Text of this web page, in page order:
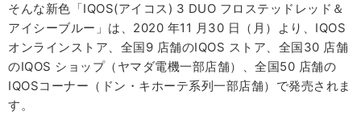
そんな新色「IQOS(アイコス) 3 DUO フロステッドレッド＆
アイシーブルー」は、2020 年11 月30 日（月）より、IQOS
オンラインストア、全国9 店舗のIQOS ストア、全国30 店舗
のIQOS ショップ（ヤマダ電機一部店舗）、全国50 店舗の
IQOSコーナー（ドン・キホーテ系列一部店舗）で発売されま
す。